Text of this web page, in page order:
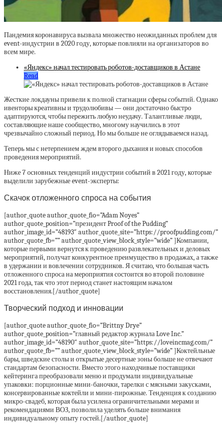
Пандемия коронавируса вызвала множество неожиданных проблем для
event-индустрии в 2020 году, которые повлияли на организаторов во
всем мире.
«Яндекс» начал тестировать роботов-доставщиков в Астане
Read
Жесткие локдауны привели к полной стагнации сферы событий. Однако
ивенторы креативны и трудолюбивы — они достаточно быстро
адаптируются, чтобы пережить любую неудачу. Талантливые люди,
составляющие наше сообщество, многому научились в этот
чрезвычайно сложный период. Но мы больше не оглядываемся назад.
Теперь мы с нетерпением ждем второго дыхания и новых способов
проведения мероприятий.
Ниже 7 основных тенденций индустрии событий в 2021 году, которые
выделили зарубежные event-эксперты:
Скачок отложенного спроса на события
[author_quote author_quote_fio=”Adam Noyes”
author_quote_position=”президент Proof of the Pudding”
author_image_id=”48193″ author_quote_site=”https://proofpudding.com/”
author_quote_fb=”” author_quote_view_block_style=”wide” ]Компании,
которые первыми вернутся к проведению развлекательных и деловых
мероприятий, получат конкурентное преимущество в продажах, а также
в удержании и вовлечении сотрудников. Я считаю, что большая часть
отложенного спроса на мероприятия состоится во второй половине
2021 года, так что этот период станет настоящим началом
восстановления.[/author_quote]
Творческий подход и инновации
[author_quote author_quote_fio=”Brittny Drye”
author_quote_position=”главный редактор журнала Love Inc.”
author_image_id=”48190″ author_quote_site=”https://loveincmag.com/”
author_quote_fb=”” author_quote_view_block_style=”wide” ]Коктейльные
бары, шведские столы и открытые десертные зоны больше не отвечают
стандартам безопасности. Вместо этого находчивые поставщики
кейтеринга преобразовали меню и продумали индивидуальные
упаковки: порционные мини-баночки, тарелки с мясными закусками,
консервированные коктейли и мини-пирожные. Тенденция к созданию
микро-свадеб, которая была усилена ограничительными мерами и
рекомендациями ВОЗ, позволила уделять больше внимания
индивидуальному опыту гостей.[/author_quote]